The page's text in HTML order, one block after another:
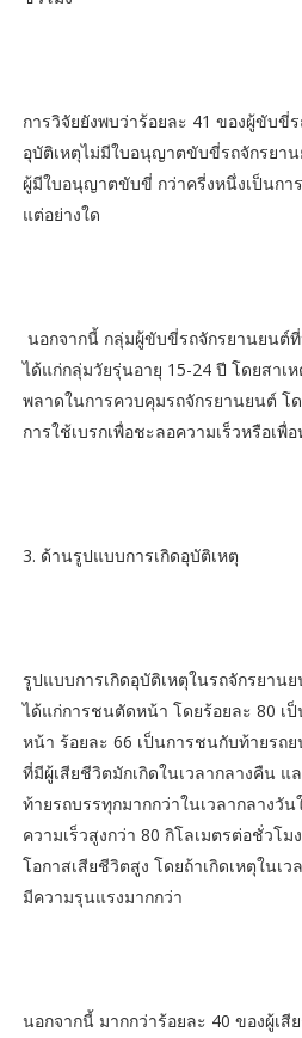
การวิจัยยังพบว่าร้อยละ 41 ของผู้ขับขี่
อุบัติเหตุไม่มีใบอนุญาตขับขี่รถจักรยา
ผู้มีใบอนุญาตขับขี่ กว่าครี่งหนึ่งเป็นกา
แต่อย่างใด
นอกจากนี้ กลุ่มผู้ขับขี่รถจักรยานยนต์
ได้แก่กลุ่มวัยรุ่นอายุ 15-24 ปี โดยสาเ
พลาดในการควบคุมรถจักรยานยนต์ โ
การใช้เบรกเพื่อชะลอความเร็วหรือเพื่
3. ด้านรูปแบบการเกิดอุบัติเหตุ
รูปแบบการเกิดอุบัติเหตุในรถจักรยาน
ได้แก่การชนตัดหน้า โดยร้อยละ 80 เ
หน้า ร้อยละ 66 เป็นการชนกับท้ายรถ
ที่มีผู้เสียชีวิตมักเกิดในเวลากลางคืน
ท้ายรถบรรทุกมากกว่าในเวลากลางวั
ความเร็วสูงกว่า 80 กิโลเมตรต่อชั่วโม
โอกาสเสียชีวิตสูง โดยถ้าเกิดเหตุในเ
มีความรุนแรงมากกว่า
นอกจากนี้ มากกว่าร้อยละ 40 ของผู้เสี